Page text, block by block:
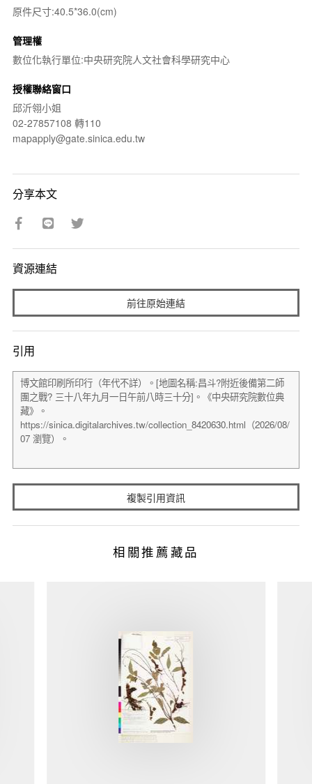
原件尺寸:40.5*36.0(cm)
管理權
數位化執行單位:中央研究院人文社會科學研究中心
授權聯絡窗口
邱沂翎小姐
02-27857108 轉110
mapapply@gate.sinica.edu.tw
分享本文
資源連結
前往原始連結
引用
複製引用資訊
相關推薦藏品